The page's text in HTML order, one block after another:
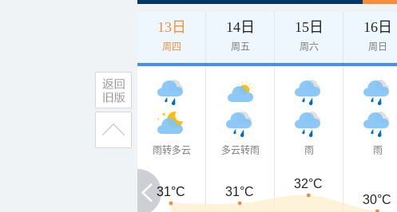
13日
周四
14日
周五
15日
周六
16日
周日
雨转多云 多云转雨 雨 雨
31°C
31°C 31°C
32°C
30°C